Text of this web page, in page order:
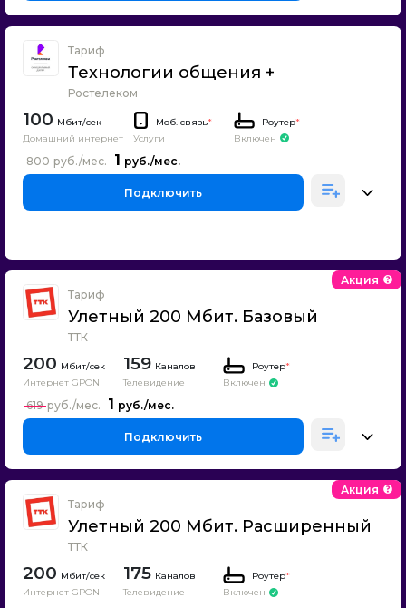
Тариф
Технологии общения +
Ростелеком
100
Домашний интернет
Моб. связь*
Услуги
Роутер*
Включен
1
800
Подключить
Тариф
Улетный 200 Мбит. Базовый
ТТК
Акция
200
Интернет GPON
159 Каналов
Телевидение
Роутер*
Включен
1
619
Подключить
Тариф
Улетный 200 Мбит. Расширенный
ТТК
Акция
200
Интернет GPON
175 Каналов
Телевидение
Роутер*
Включен